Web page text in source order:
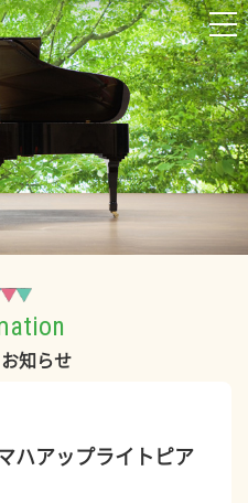
知らせ
ハアップライトピア